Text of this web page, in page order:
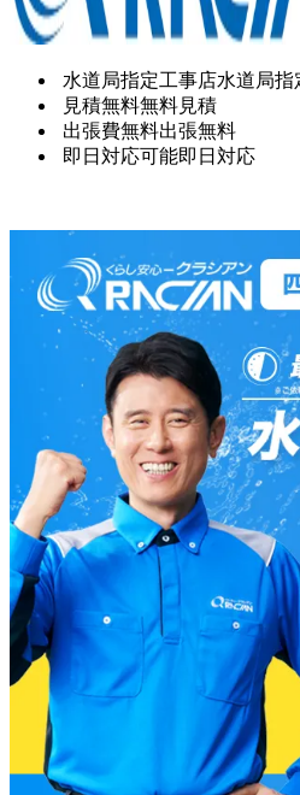
水道局指定工事店水道局指
見積無料無料見積
出張費無料出張無料
即日対応可能即日対応